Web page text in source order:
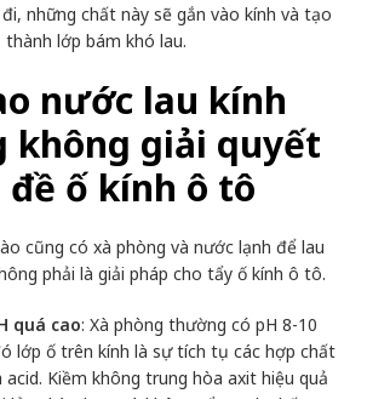
những chất này sẽ gắn vào kính và tạo
thành lớp bám khó lau.
nước lau kính
không giải quyết
đề ố kính ô tô
cũng có xà phòng và nước lạnh để lau
phải là giải pháp cho tẩy ố kính ô tô.
quá cao: Xà phòng thường có pH 8-10
lớp ố trên kính là sự tích tụ các hợp chất
Kiềm không trung hòa axit hiệu quả